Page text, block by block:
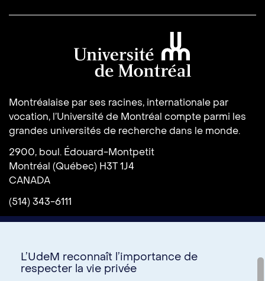
Montréalaise par ses racines, internationale par
vocation, l’Université de Montréal compte parmi les
grandes universités de recherche dans le monde.
2900, boul. Édouard-Montpetit
Montréal (Québec) H3T 1J4
CANADA
(514) 343-6111
L’UdeM reconnaît l’importance de
respecter la vie privée